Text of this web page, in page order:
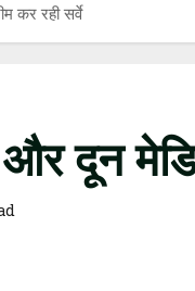
कर रही सर्वे
दून